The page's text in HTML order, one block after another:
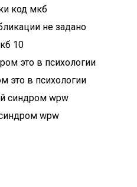
код мкб
10
это в психологии
wpw